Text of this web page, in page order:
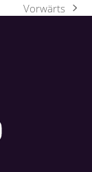
Nächster
Vorwärts